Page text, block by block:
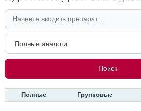
Полные Групповые